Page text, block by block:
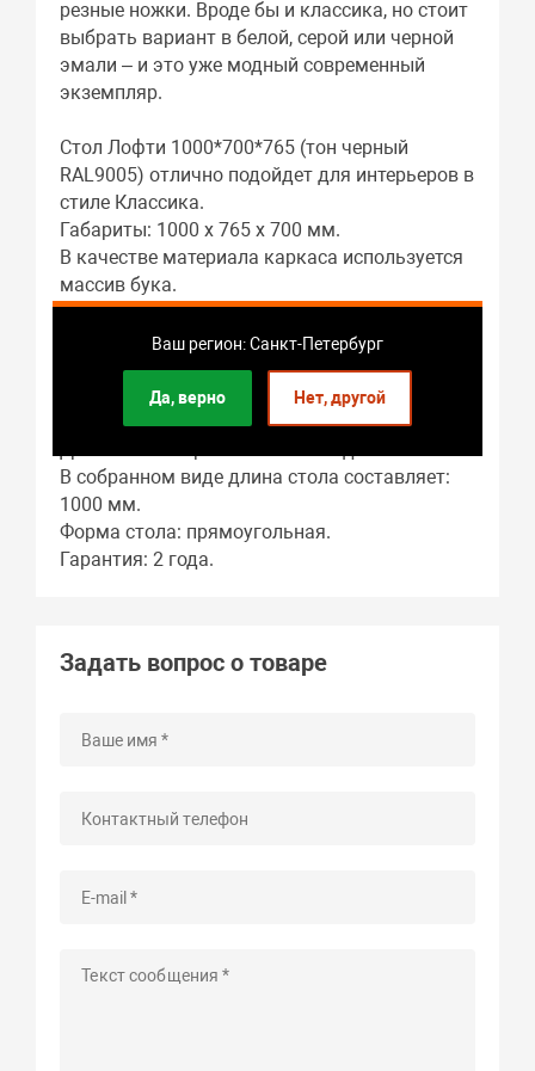
Ваш регион: Санкт-Петербург
Да, верно Нет, другой
резные ножки. Вроде бы и классика, но стоит
выбрать вариант в белой, серой или черной
эмали – и это уже модный современный
экземпляр.
Стол Лофти 1000*700*765 (тон черный
RAL9005) отлично подойдет для интерьеров в
стиле Классика.
Габариты: 1000 x 765 x 700 мм.
В качестве материала каркаса используется
массив бука.
Материалом столешницы служит МДФ шпон
Подстолье: массив бука.
Гостиная – это основное предназначение
этого предмета мебели.
В собранном виде длина стола составляет:
1000 мм.
Форма стола: прямоугольная.
Гарантия: 2 года.
Задать вопрос о товаре